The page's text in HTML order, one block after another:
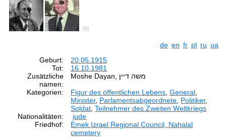
de en fr pl ru ua
Geburt:
20.05.1915
Tot:
16.10.1981
Zusätzliche
namen:
Kategorien:
Figur des öffentlichen Lebens ,General
Minister, Parlamentsabgeordnete Politiker,
Soldat ,Teilnehmer des Zweiten Weltkriegs
Nationalitäten:
jude
Friedhof:
Emek Izrael Regional Council, Nahalal
cemetery